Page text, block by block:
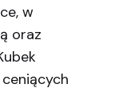
w
oraz